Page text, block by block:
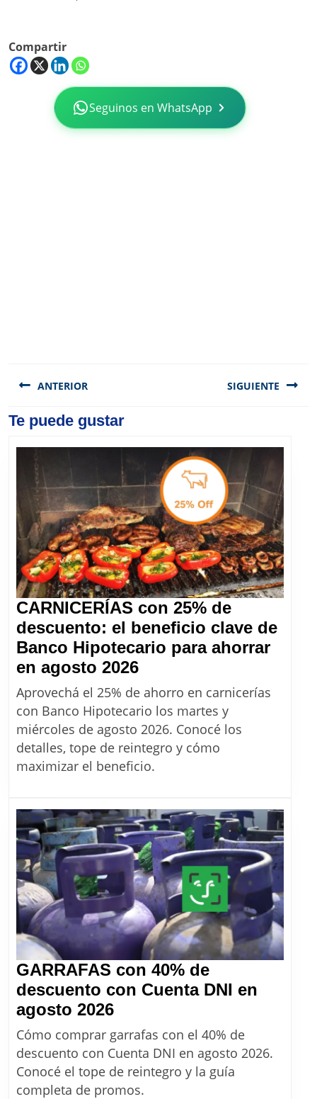
Compartir
Seguinos en WhatsApp
de
ANTERIOR
Previous
SIGUIENTE
Te puede gustar
CARNICERÍAS con 25% de
descuento: el beneficio clave de
Banco Hipotecario para ahorrar
en agosto 2026CARNICERÍAS
con
25%
de
descuento:
el
clave
de
Banco
Hipotecario
para
ahorrar
en
agosto
2026
Aprovechá el 25% de ahorro en carnicerías
con Banco Hipotecario los martes y
miércoles de agosto 2026. Conocé los
detalles, tope de reintegro y cómo
maximizar el beneficio.
GARRAFAS con 40% de
descuento con Cuenta DNI en
agosto 2026GARRAFAS
con
40%
de
descuento
Cómo comprar garrafas con el 40% de
descuento con Cuenta DNI en agosto 2026.
Conocé el tope de reintegro y la guía
completa de promos.